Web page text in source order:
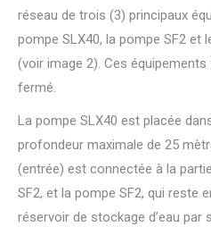
réseau de trois (3) principaux
pompe SLX40, la pompe SF2 et
(voir image 2). Ces
fermé.
La pompe SLX40 est placée
profondeur maximale de 25
(entrée) est connectée à la
SF2, et la pompe SF2, qui reste
réservoir de stockage d’eau par